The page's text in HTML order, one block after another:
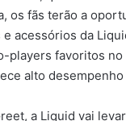
os fãs terão a
acessórios da
players favoritos
alto
a Liquid vai